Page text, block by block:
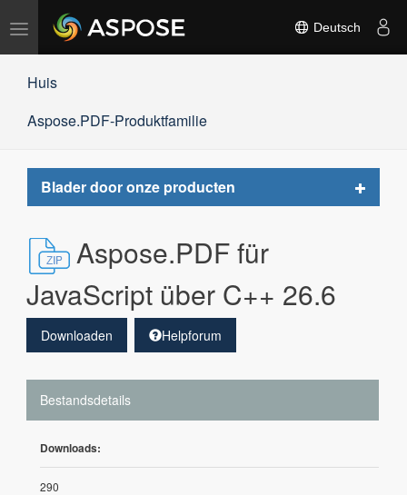
Navigation
umschalten
Deutsch
Huis
Aspose.PDF-Produktfamilie
Blader door onze producten
Toggle
Aspose.PDF für
JavaScript über C++ 26.6
Downloaden Helpforum
Bestandsdetails
Downloads:
290